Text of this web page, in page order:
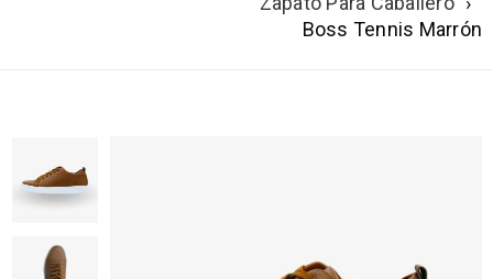
Boss Tennis Marrón